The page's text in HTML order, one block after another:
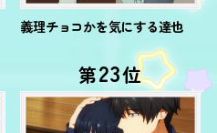
義理チョコかを気にする達也
第23位